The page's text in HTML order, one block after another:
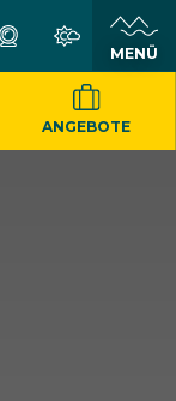
MENÜ
ANGEBOTE